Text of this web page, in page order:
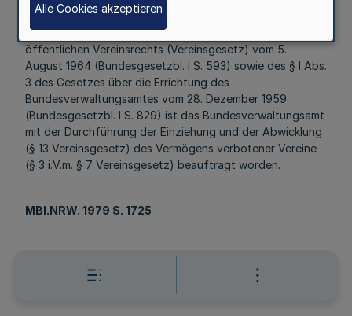
Aufgrund des §11 Abs. 3 des Gesetzes zur Regelung des
öffentlichen Vereinsrechts (Vereinsgesetz) vom 5.
August 1964 (Bundesgesetzbl. I S. 593) sowie des § l Abs.
3 des Gesetzes über die Errichtung des
Bundesverwaltungsamtes vom 28. Dezember 1959
(Bundesgesetzbl. I S. 829) ist das Bundesverwaltungsamt
mit der Durchführung der Einziehung und der Abwicklung
(§ 13 Vereinsgesetz) des Vermögens verbotener Vereine
(§ 3 i.V.m. § 7 Vereinsgesetz) beauftragt worden.
MBl.NRW. 1979 S. 1725
Alle Cookies akzeptieren